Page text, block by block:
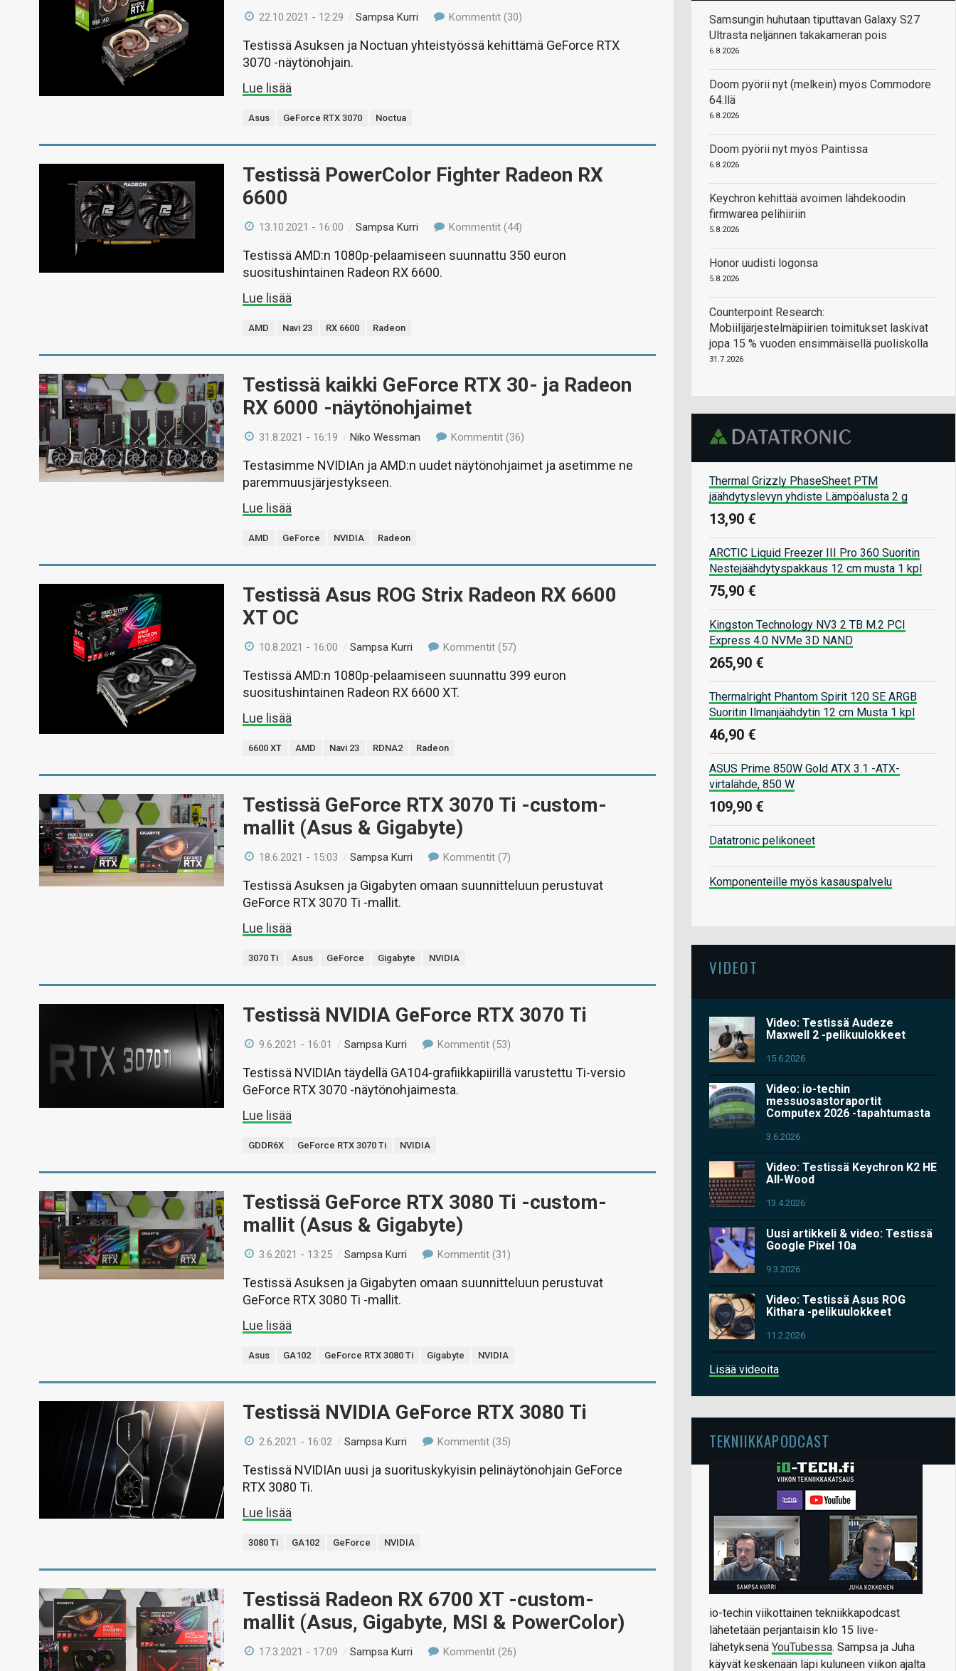
22.10.2021 - 12:29 /Sampsa Kurri Kommentit (30)
Testissä Asuksen ja Noctuan yhteistyössä kehittämä GeForce RTX
3070 -näytönohjain.
Lue lisää
Asus GeForce RTX 3070 Noctua
Testissä PowerColor Fighter Radeon RX
6600
13.10.2021 - 16:00 /Sampsa Kurri Kommentit (44)
Testissä AMD:n 1080p-pelaamiseen suunnattu 350 euron
suositushintainen Radeon RX 6600.
Lue lisää
AMD Navi 23 RX 6600 Radeon
Testissä kaikki GeForce RTX 30- ja Radeon
RX 6000 -näytönohjaimet
31.8.2021 - 16:19 /Niko Wessman Kommentit (36)
Testasimme NVIDIAn ja AMD:n uudet näytönohjaimet ja asetimme ne
paremmuusjärjestykseen.
Lue lisää
AMD GeForce NVIDIA Radeon
Testissä Asus ROG Strix Radeon RX 6600
XT OC
10.8.2021 - 16:00 /Sampsa Kurri Kommentit (57)
Testissä AMD:n 1080p-pelaamiseen suunnattu 399 euron
suositushintainen Radeon RX 6600 XT.
Lue lisää
6600 XT AMD Navi 23 RDNA2 Radeon
Testissä GeForce RTX 3070 Ti -custom-
mallit (Asus & Gigabyte)
18.6.2021 - 15:03 /Sampsa Kurri Kommentit (7)
Testissä Asuksen ja Gigabyten omaan suunnitteluun perustuvat
GeForce RTX 3070 Ti -mallit.
Lue lisää
3070 Ti Asus GeForce Gigabyte NVIDIA
Testissä NVIDIA GeForce RTX 3070 Ti
9.6.2021 - 16:01 /Sampsa Kurri Kommentit (53)
Testissä NVIDIAn täydellä GA104-grafiikkapiirillä varustettu Ti-versio
GeForce RTX 3070 -näytönohjaimesta.
Lue lisää
GDDR6X GeForce RTX 3070 Ti NVIDIA
Testissä GeForce RTX 3080 Ti -custom-
mallit (Asus & Gigabyte)
3.6.2021 - 13:25 /Sampsa Kurri Kommentit (31)
Testissä Asuksen ja Gigabyten omaan suunnitteluun perustuvat
GeForce RTX 3080 Ti -mallit.
Lue lisää
Asus GA102 GeForce RTX 3080 Ti Gigabyte NVIDIA
Testissä NVIDIA GeForce RTX 3080 Ti
2.6.2021 - 16:02 /Sampsa Kurri Kommentit (35)
Testissä NVIDIAn uusi ja suorituskykyisin pelinäytönohjain GeForce
RTX 3080 Ti.
Lue lisää
3080 Ti GA102 GeForce NVIDIA
Testissä Radeon RX 6700 XT -custom-
mallit (Asus, Gigabyte, MSI & PowerColor)
17.3.2021 - 17:09 /Sampsa Kurri Kommentit (26)
Samsungin huhutaan tiputtavan Galaxy S27
Ultrasta neljännen takakameran pois
6.8.2026
Doom pyörii nyt (melkein) myös Commodore
64:llä
6.8.2026
Doom pyörii nyt myös Paintissa
6.8.2026
Keychron kehittää avoimen lähdekoodin
firmwarea pelihiiriin
5.8.2026
Honor uudisti logonsa
5.8.2026
Counterpoint Research:
Mobiilijärjestelmäpiirien toimitukset laskivat
jopa 15 % vuoden ensimmäisellä puoliskolla
31.7.2026
Thermal Grizzly PhaseSheet PTM
jäähdytyslevyn yhdiste Lämpöalusta 2 g
13,90 €
ARCTIC Liquid Freezer III Pro 360 Suoritin
Nestejäähdytyspakkaus 12 cm musta 1 kpl
75,90 €
Kingston Technology NV3 2 TB M.2 PCI
Express 4.0 NVMe 3D NAND
265,90 €
Thermalright Phantom Spirit 120 SE ARGB
Suoritin Ilmanjäähdytin 12 cm Musta 1 kpl
46,90 €
ASUS Prime 850W Gold ATX 3.1 -ATX-
virtalähde, 850 W
109,90 €
Datatronic pelikoneet
Komponenteille myös kasauspalvelu
VIDEOT
Video: Testissä Audeze
Maxwell 2 -pelikuulokkeet
15.6.2026
Video: io-techin
messuosastoraportit
Computex 2026 -tapahtumasta
3.6.2026
Video: Testissä Keychron K2 HE
All-Wood
13.4.2026
Uusi artikkeli & video: Testissä
Google Pixel 10a
9.3.2026
Video: Testissä Asus ROG
Kithara -pelikuulokkeet
11.2.2026
Lisää videoita
TEKNIIKKAPODCAST
io-techin viikottainen tekniikkapodcast
lähetetään perjantaisin klo 15 live-
lähetyksenä YouTubessa. Sampsa ja Juha
käyvät keskenään läpi kuluneen viikon ajalta